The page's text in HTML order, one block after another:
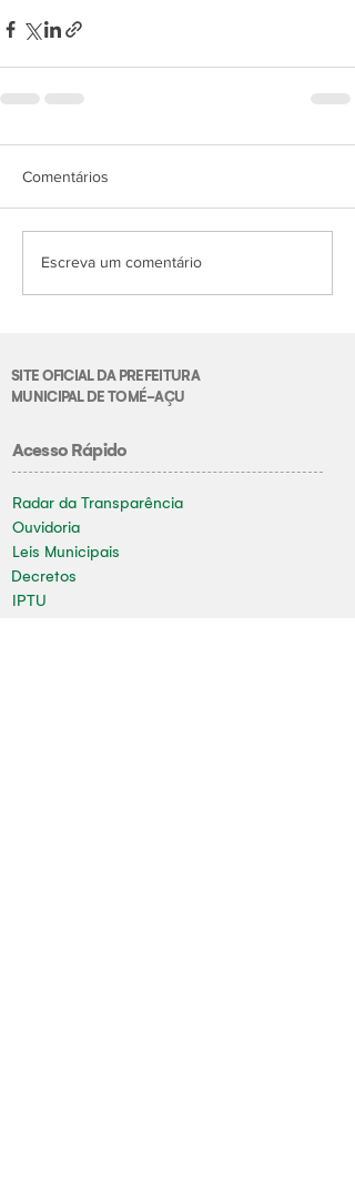
Comentários
Escreva um comentário
SITE OFICIAL DA PREFEITURA
MUNICIPAL DE TOMÉ-AÇU
Acesso Rápido
Radar da Transparência
Ouvidoria
Leis Municipais
Decretos
IPTU